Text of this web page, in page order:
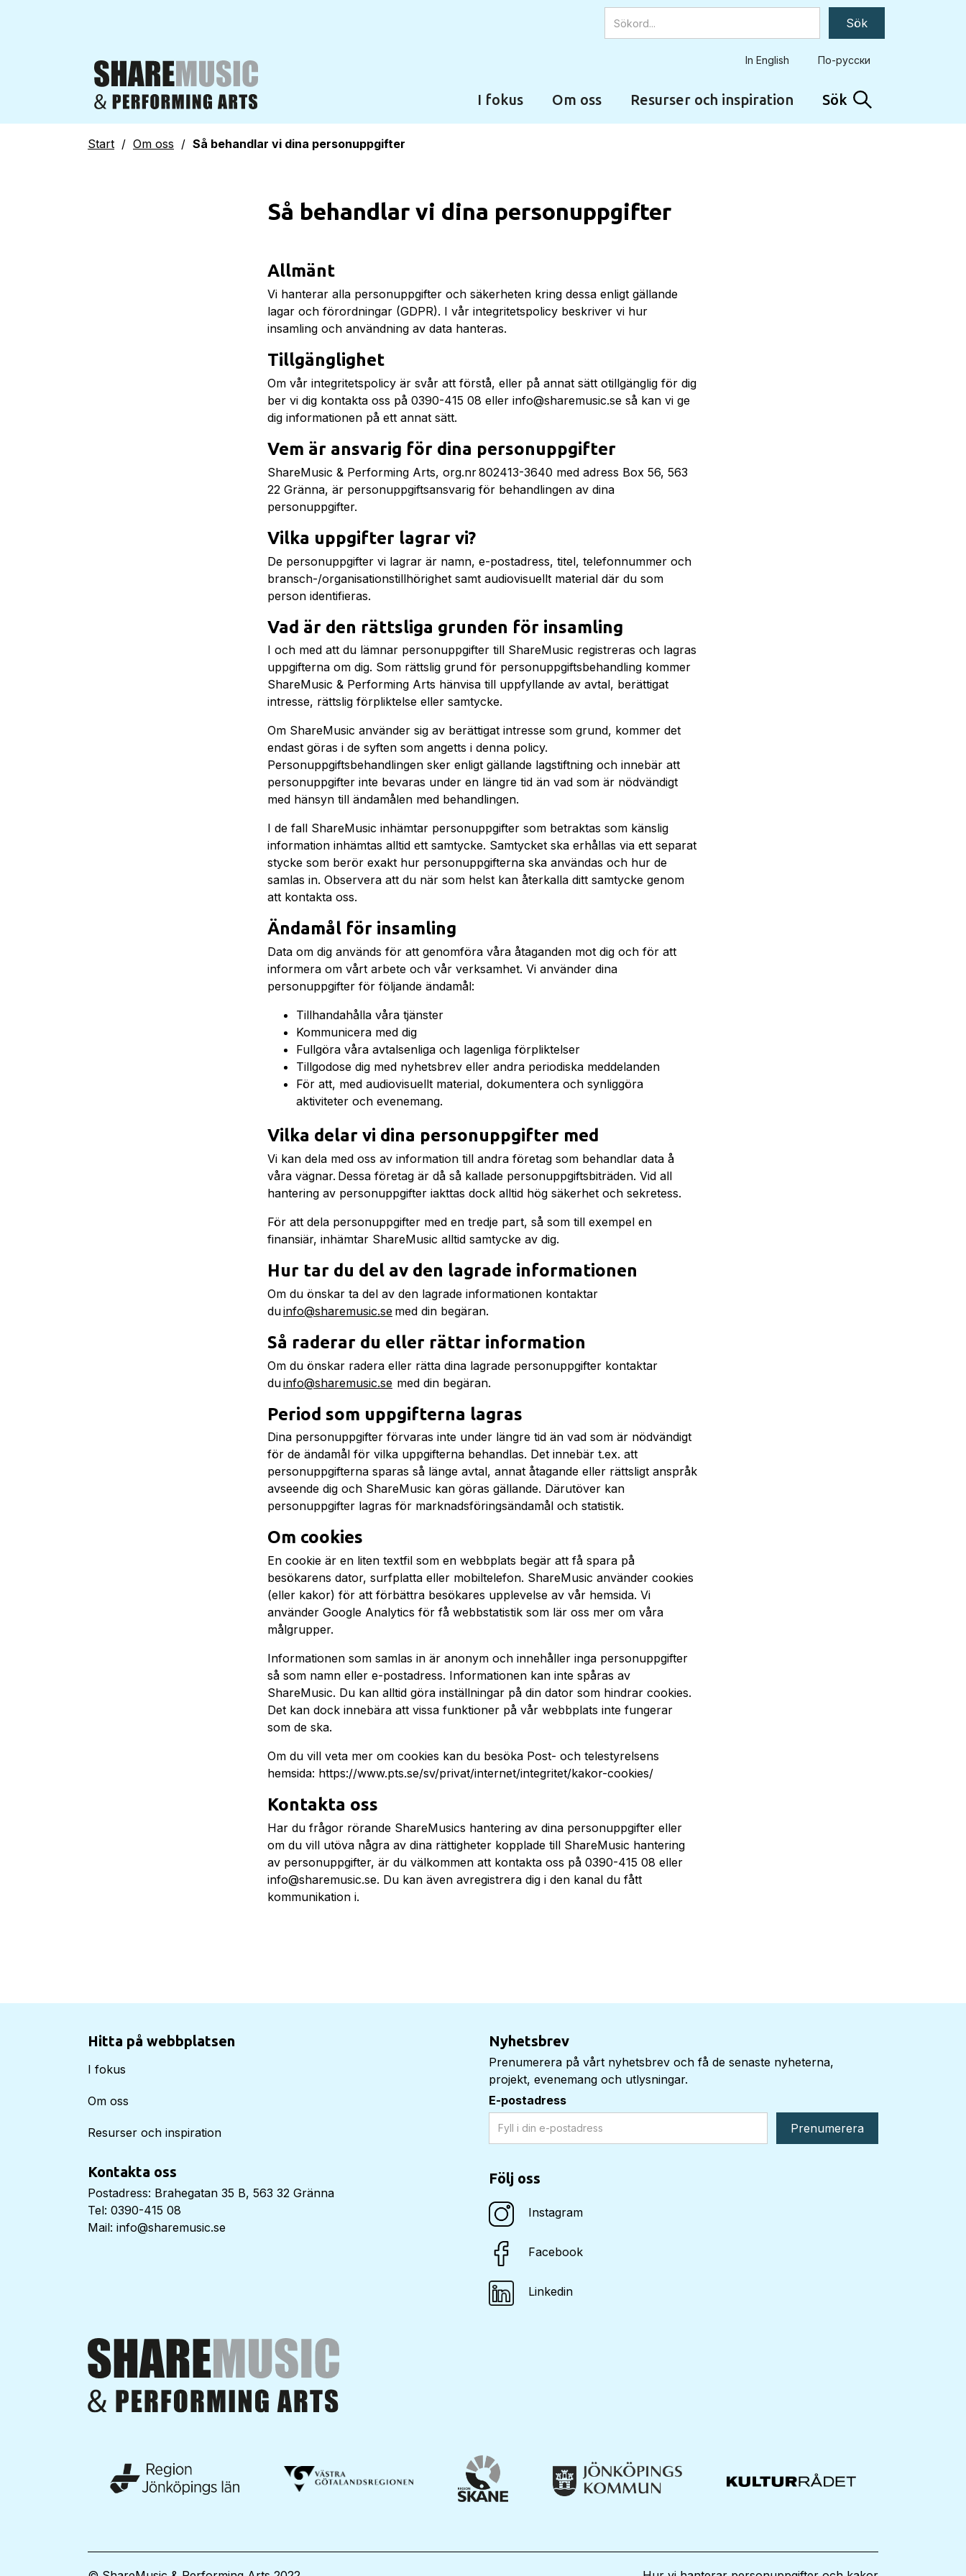
In English По-русски
I fokus Om oss Resurser och inspiration Sök
Start / Om oss / Så behandlar vi dina personuppgifter
Så behandlar vi dina personuppgifter
Allmänt
Vi hanterar alla personuppgifter och säkerheten kring dessa enligt gällande
lagar och förordningar (GDPR). I vår integritetspolicy beskriver vi hur
insamling och användning av data hanteras.
Tillgänglighet
Om vår integritetspolicy är svår att förstå, eller på annat sätt otillgänglig för dig
ber vi dig kontakta oss på 0390-415 08 eller info@sharemusic.se så kan vi ge
dig informationen på ett annat sätt.
Vem är ansvarig för dina personuppgifter
ShareMusic & Performing Arts, org.nr 802413-3640 med adress Box 56, 563
22 Gränna, är personuppgiftsansvarig för behandlingen av dina
personuppgifter.
Vilka uppgifter lagrar vi?
De personuppgifter vi lagrar är namn, e-postadress, titel, telefonnummer och
bransch-/organisationstillhörighet samt audiovisuellt material där du som
person identifieras.
Vad är den rättsliga grunden för insamling
I och med att du lämnar personuppgifter till ShareMusic registreras och lagras
uppgifterna om dig. Som rättslig grund för personuppgiftsbehandling kommer
ShareMusic & Performing Arts hänvisa till uppfyllande av avtal, berättigat
intresse, rättslig förpliktelse eller samtycke.
Om ShareMusic använder sig av berättigat intresse som grund, kommer det
endast göras i de syften som angetts i denna policy.
Personuppgiftsbehandlingen sker enligt gällande lagstiftning och innebär att
personuppgifter inte bevaras under en längre tid än vad som är nödvändigt
med hänsyn till ändamålen med behandlingen.
I de fall ShareMusic inhämtar personuppgifter som betraktas som känslig
information inhämtas alltid ett samtycke. Samtycket ska erhållas via ett separat
stycke som berör exakt hur personuppgifterna ska användas och hur de
samlas in. Observera att du när som helst kan återkalla ditt samtycke genom
att kontakta oss.
Ändamål för insamling
Data om dig används för att genomföra våra åtaganden mot dig och för att
informera om vårt arbete och vår verksamhet. Vi använder dina
personuppgifter för följande ändamål:
Tillhandahålla våra tjänster
Kommunicera med dig
Fullgöra våra avtalsenliga och lagenliga förpliktelser
Tillgodose dig med nyhetsbrev eller andra periodiska meddelanden
För att, med audiovisuellt material, dokumentera och synliggöra
aktiviteter och evenemang.
Vilka delar vi dina personuppgifter med
Vi kan dela med oss av information till andra företag som behandlar data å
våra vägnar. Dessa företag är då så kallade personuppgiftsbiträden. Vid all
hantering av personuppgifter iakttas dock alltid hög säkerhet och sekretess.
För att dela personuppgifter med en tredje part, så som till exempel en
finansiär, inhämtar ShareMusic alltid samtycke av dig.
Hur tar du del av den lagrade informationen
Om du önskar ta del av den lagrade informationen kontaktar
duinfo@sharemusic.se med din begäran.
Så raderar du eller rättar information
Om du önskar radera eller rätta dina lagrade personuppgifter kontaktar
duinfo@sharemusic.se med din begäran.
Period som uppgifterna lagras
Dina personuppgifter förvaras inte under längre tid än vad som är nödvändigt
för de ändamål för vilka uppgifterna behandlas. Det innebär t.ex. att
personuppgifterna sparas så länge avtal, annat åtagande eller rättsligt anspråk
avseende dig och ShareMusic kan göras gällande. Därutöver kan
personuppgifter lagras för marknadsföringsändamål och statistik.
Om cookies
En cookie är en liten textfil som en webbplats begär att få spara på
besökarens dator, surfplatta eller mobiltelefon. ShareMusic använder cookies
(eller kakor) för att förbättra besökares upplevelse av vår hemsida. Vi
använder Google Analytics för få webbstatistik som lär oss mer om våra
målgrupper.
Informationen som samlas in är anonym och innehåller inga personuppgifter
så som namn eller e-postadress. Informationen kan inte spåras av
ShareMusic. Du kan alltid göra inställningar på din dator som hindrar cookies.
Det kan dock innebära att vissa funktioner på vår webbplats inte fungerar
som de ska.
Om du vill veta mer om cookies kan du besöka Post- och telestyrelsens
hemsida: https://www.pts.se/sv/privat/internet/integritet/kakor-cookies/
Kontakta oss
Har du frågor rörande ShareMusics hantering av dina personuppgifter eller
om du vill utöva några av dina rättigheter kopplade till ShareMusic hantering
av personuppgifter, är du välkommen att kontakta oss på 0390-415 08 eller
info@sharemusic.se. Du kan även avregistrera dig i den kanal du fått
kommunikation i.
Hitta på webbplatsen
I fokus
Om oss
Resurser och inspiration
Kontakta oss
Postadress: Brahegatan 35 B, 563 32 Gränna
Tel: 0390-415 08
Mail: info@sharemusic.se
Nyhetsbrev
Prenumerera på vårt nyhetsbrev och få de senaste nyheterna,
projekt, evenemang och utlysningar.
E-postadress
Följ oss
Instagram
Facebook
Linkedin